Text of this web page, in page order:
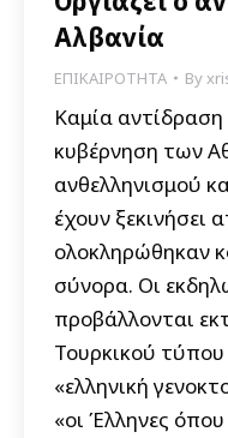
Αλβανία
ΕΠΙΚΑΙΡΟΤΗΤΑ By
Καμία
κυβέρνηση των
ανθελληνισμού
έχουν ξεκινήσει
ολοκληρώθηκαν
σύνορα. Οι
προβάλλονται
Τουρκικού
«ελληνική
«οι Έλληνες